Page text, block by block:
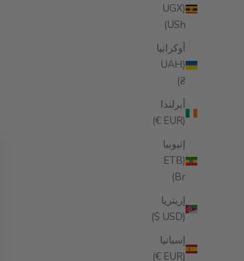
(UGX
USh)
أوكرانيا
(UAH
₴)
أيرلندا
(EUR €)
إثيوبيا
(ETB
Br)
إريتريا
(USD $)
إسبانيا
(EUR €)
منشط استعادة الشعر D 120ml/4fl.oz.